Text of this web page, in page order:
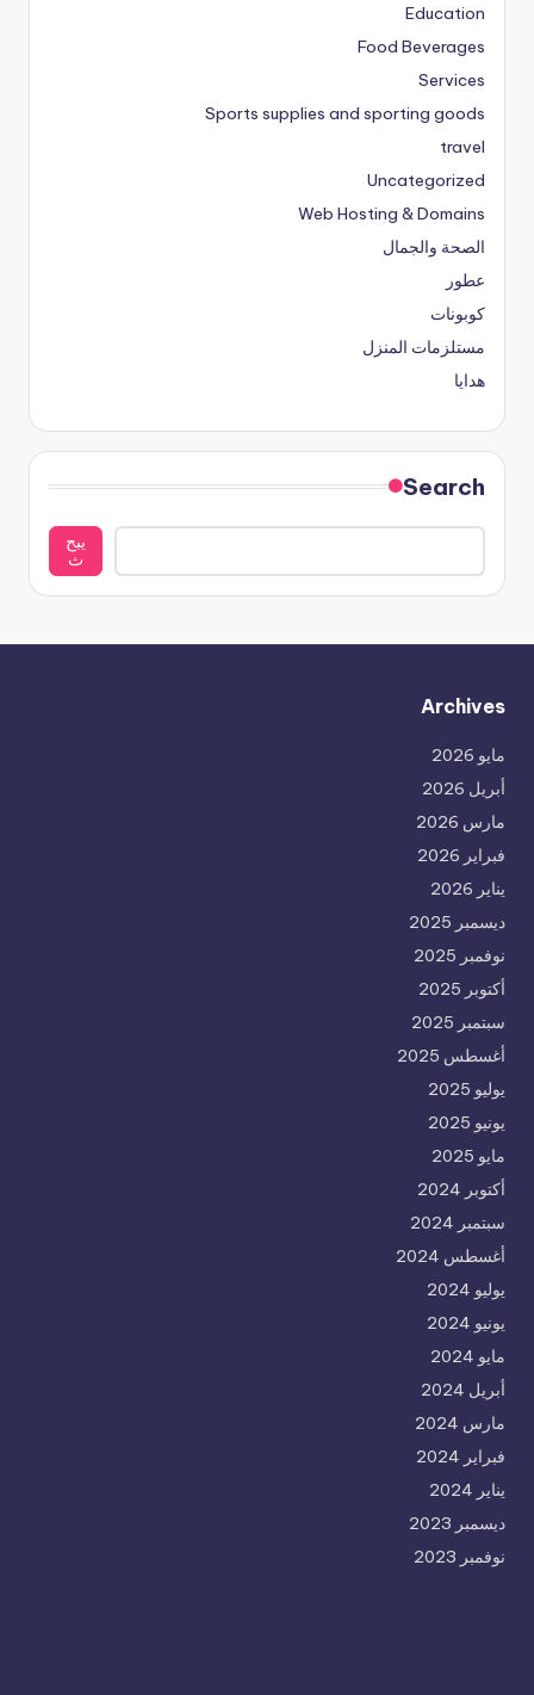
Education
Food Beverages
Services
Sports supplies and sporting goods
travel
Uncategorized
Web Hosting & Domains
الصحة والجمال
عطور
كوبونات
مستلزمات المنزل
هدايا
Search
يبح
ث
Archives
مايو 2026
أبريل 2026
مارس 2026
فبراير 2026
يناير 2026
ديسمبر 2025
نوفمبر 2025
أكتوبر 2025
سبتمبر 2025
أغسطس 2025
يوليو 2025
يونيو 2025
مايو 2025
أكتوبر 2024
سبتمبر 2024
أغسطس 2024
يوليو 2024
يونيو 2024
مايو 2024
أبريل 2024
مارس 2024
فبراير 2024
يناير 2024
ديسمبر 2023
نوفمبر 2023